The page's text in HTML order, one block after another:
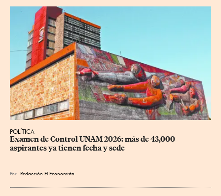
POLÍTICA
Examen de Control UNAM 2026: más de 43,000
aspirantes ya tienen fecha y sede
Por Redacción El Economista